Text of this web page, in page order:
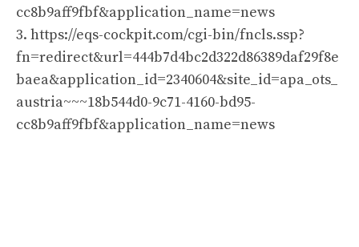
cc8b9aff9fbf&application_name=news
3. https://eqs-cockpit.com/cgi-bin/fncls.ssp?
fn=redirect&url=444b7d4bc2d322d86389daf29f8e
baea&application_id=2340604&site_id=apa_ots_
austria~~~18b544d0-9c71-4160-bd95-
cc8b9aff9fbf&application_name=news